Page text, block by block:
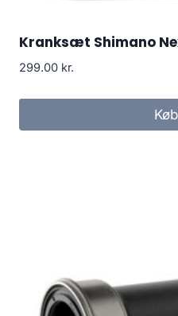
Kranksæt Shimano
299.00 kr.